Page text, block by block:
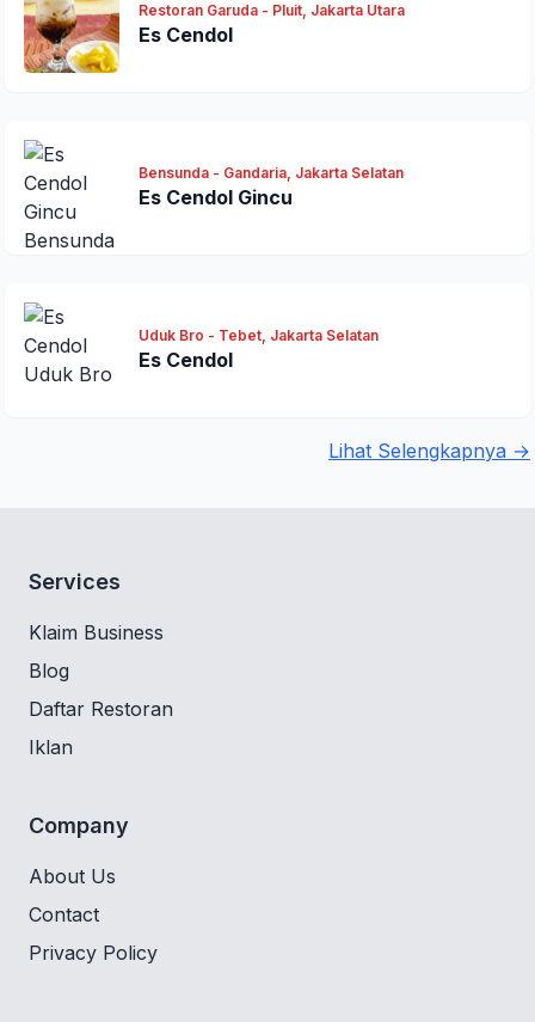
Restoran Garuda - Pluit, Jakarta Utara
Es Cendol
Bensunda - Gandaria, Jakarta Selatan
Es Cendol Gincu
Uduk Bro - Tebet, Jakarta Selatan
Es Cendol
Lihat Selengkapnya →
Services
Klaim Business
Blog
Daftar Restoran
Iklan
Company
About Us
Contact
Privacy Policy